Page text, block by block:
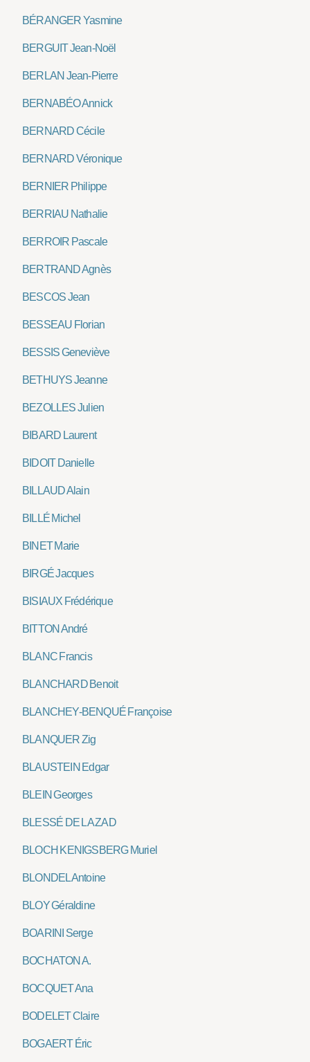
BÉRANGER Yasmine
BERGUIT Jean-Noël
BERLAN Jean-Pierre
BERNABÉO Annick
BERNARD Cécile
BERNARD Véronique
BERNIER Philippe
BERRIAU Nathalie
BERROIR Pascale
BERTRAND Agnès
BESCOS Jean
BESSEAU Florian
BESSIS Geneviève
BETHUYS Jeanne
BEZOLLES Julien
BIBARD Laurent
BIDOIT Danielle
BILLAUD Alain
BILLÉ Michel
BINET Marie
BIRGÉ Jacques
BISIAUX Frédérique
BITTON André
BLANC Francis
BLANCHARD Benoit
BLANCHEY-BENQUÉ Françoise
BLANQUER Zig
BLAUSTEIN Edgar
BLEIN Georges
BLESSÉ DE LA ZAD
BLOCH KENIGSBERG Muriel
BLONDEL Antoine
BLOY Géraldine
BOARINI Serge
BOCHATON A.
BOCQUET Ana
BODELET Claire
BOGAERT Éric